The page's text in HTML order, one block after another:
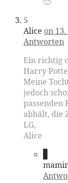
5
Alice on
Antworten
Ein richtig
Harry
Meine
jedoch
passenden
abhält, die
LG,
Alice